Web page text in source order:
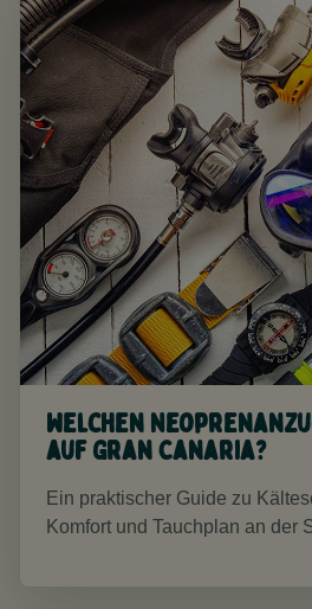
Welchen
auf Gran Canaria?
Ein praktischer Guide zu
Komfort und Tauchplan an der